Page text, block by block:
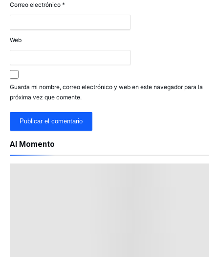
Correo electrónico *
Web
Guarda mi nombre, correo electrónico y web en este navegador para la
próxima vez que comente.
Al Momento